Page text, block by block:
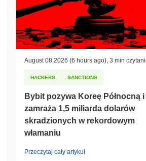
August 08 2026 (6 hours ago) 3 min
HACKERS SANCTIONS
Bybit pozywa Koreę Północną i
zamraża 1,5 miliarda dolarów
skradzionych w rekordowym
włamaniu
Przeczytaj cały artykuł